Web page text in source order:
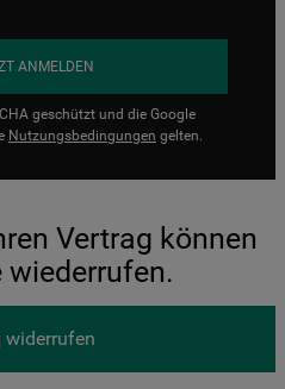
ANMELDEN
geschützt und die Google
Nutzungsbedingungen gelten.
Vertrag können
wiederrufen.
widerrufen